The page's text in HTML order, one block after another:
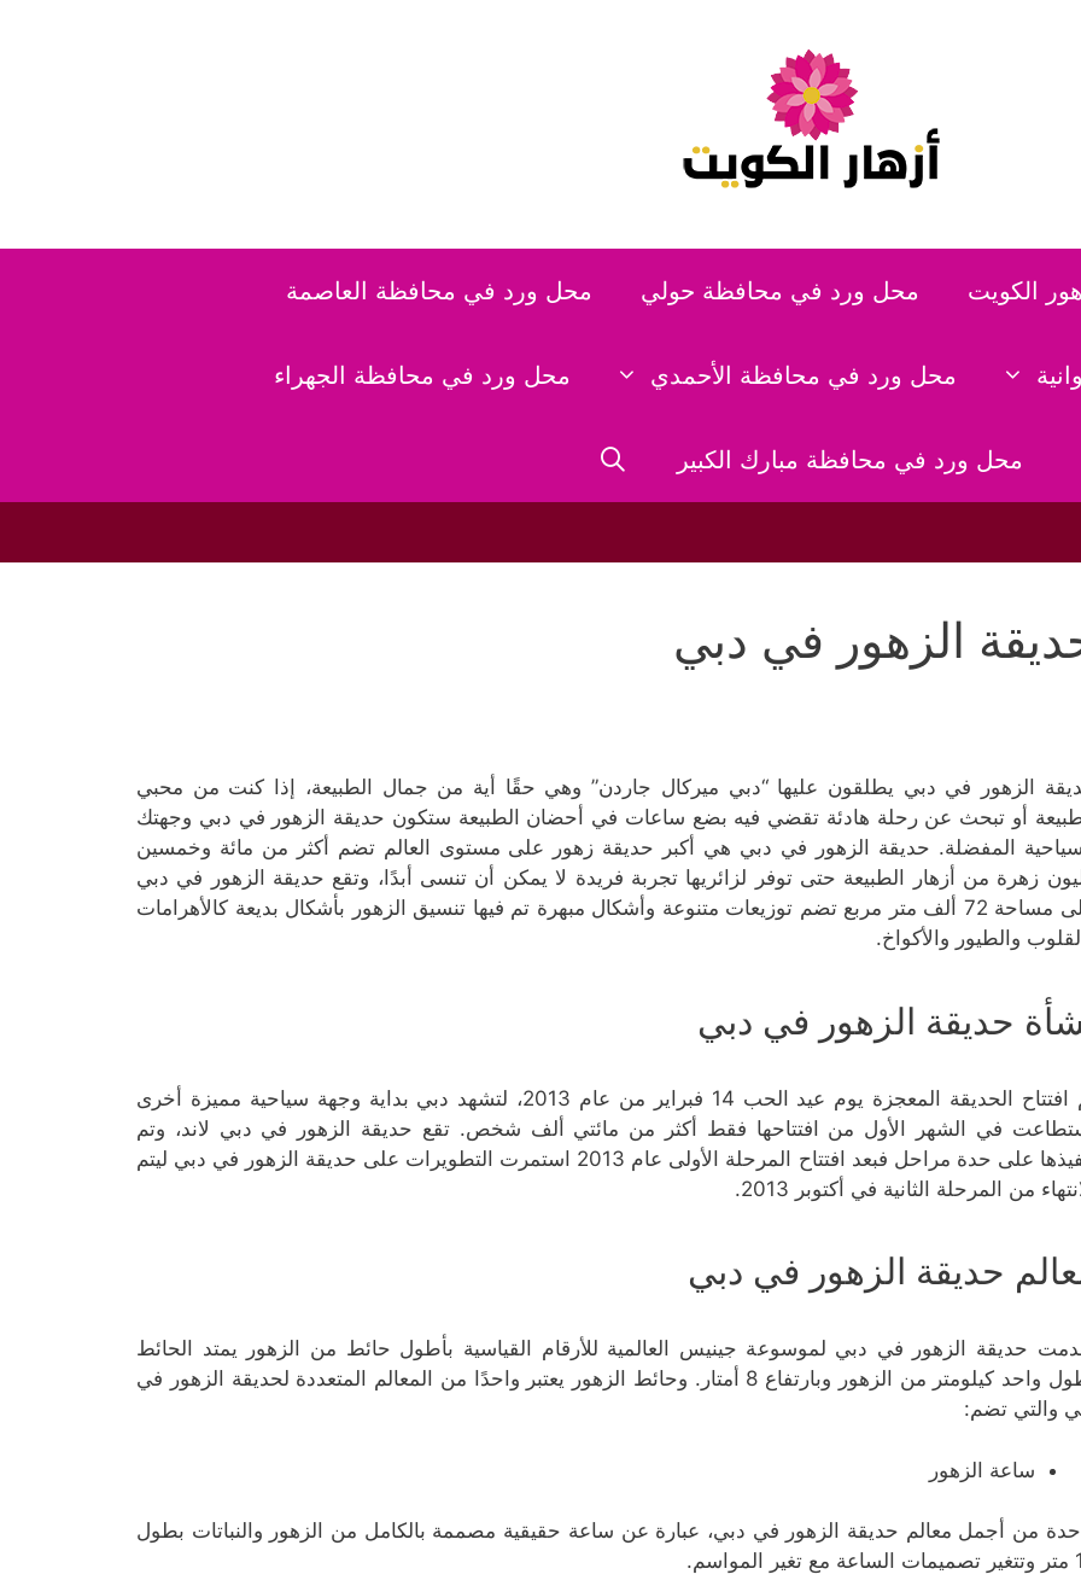
الكويت محل ورد في محافظة حولي محل ورد في محافظة العاصمة
محل ورد في محافظة الأحمدي محل ورد في محافظة الجهراء
محل ورد في محافظة مبارك الكبير
الزهور في دبي
الزهور في دبي يطلقون عليها “دبي ميركال جاردن” وهي حقًا أية من جمال الطبيعة، إذا كنت من محبي
أو تبحث عن رحلة هادئة تقضي فيه بضع ساعات في أحضان الطبيعة ستكون حديقة الزهور في دبي وجهتك
المفضلة. حديقة الزهور في دبي هي أكبر حديقة زهور على مستوى العالم تضم أكثر من مائة وخمسين
زهرة من أزهار الطبيعة حتى توفر لزائريها تجربة فريدة لا يمكن أن تنسى أبدًا، وتقع حديقة الزهور في دبي
على مساحة 72 ألف متر مربع تضم توزيعات متنوعة وأشكال مبهرة تم فيها تنسيق الزهور بأشكال بديعة كالأهرامات
والطيور والأكواخ.
حديقة الزهور في دبي
تم افتتاح الحديقة المعجزة يوم عيد الحب 14 فبراير من عام 2013، لتشهد دبي بداية وجهة سياحية مميزة أخرى
في الشهر الأول من افتتاحها فقط أكثر من مائتي ألف شخص. تقع حديقة الزهور في دبي لاند، وتم
تنفيذها على حدة مراحل فبعد افتتاح المرحلة الأولى عام 2013 استمرت التطويرات على حديقة الزهور في دبي ليتم
من المرحلة الثانية في أكتوبر 2013.
حديقة الزهور في دبي
حديقة الزهور في دبي لموسوعة جينيس العالمية للأرقام القياسية بأطول حائط من الزهور يمتد الحائط
بطول واحد كيلومتر من الزهور وبارتفاع 8 أمتار. وحائط الزهور يعتبر واحدًا من المعالم المتعددة لحديقة الزهور في
والتي تضم:
ساعة الزهور
من أجمل معالم حديقة الزهور في دبي، عبارة عن ساعة حقيقية مصممة بالكامل من الزهور والنباتات بطول